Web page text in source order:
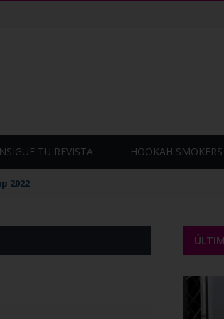
TU REVISTA HOOKAH
2022